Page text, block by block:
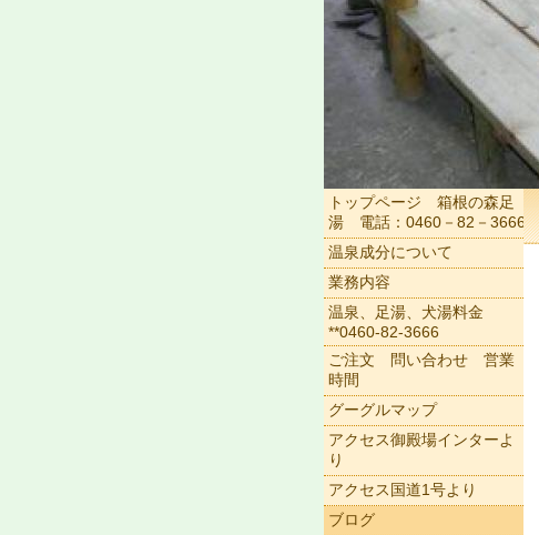
トップページ 箱根の森足
湯 電話：0460－82－3666
温泉成分について
業務内容
温泉、足湯、犬湯料金
**0460-82-3666
ご注文 問い合わせ 営業
時間
グーグルマップ
アクセス御殿場インターよ
り
アクセス国道1号より
ブログ